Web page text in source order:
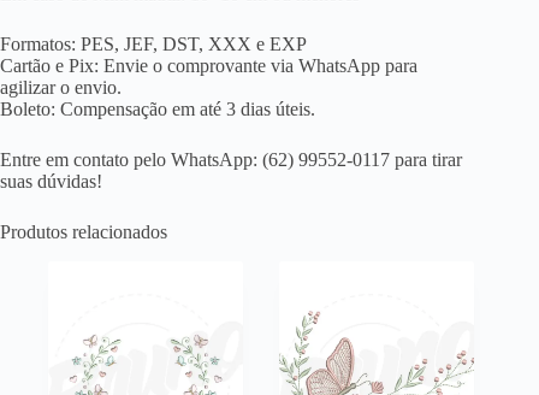
Formatos: PES, JEF, DST, XXX e EXP
Cartão e Pix: Envie o comprovante via WhatsApp para
agilizar o envio.
Boleto: Compensação em até 3 dias úteis.
Entre em contato pelo WhatsApp: (62) 99552-0117 para tirar
suas dúvidas!
Produtos relacionados